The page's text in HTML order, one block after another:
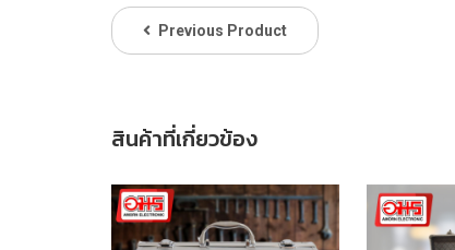
Previous Product
สินค้าที่เกี่ยวข้อง